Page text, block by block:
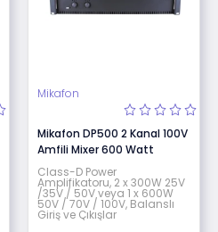
Mikafon
Mikafon DP500 2 Kanal 100V
Amfili Mixer 600 Watt
Class-D Power
Amplifikatoru, 2 x 300W 25V
/35V / 50V veya 1 x 600W
50V / 70V / 100V, Balanslı
Giriş ve Çıkışlar